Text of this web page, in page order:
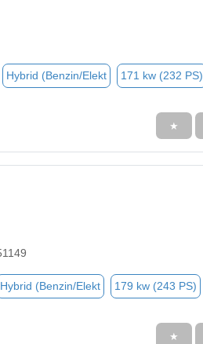
Hybrid (Benzin/Elekt 171 kw (232 PS)
★
Hybrid (Benzin/Elekt 179 kw (243 PS)
★